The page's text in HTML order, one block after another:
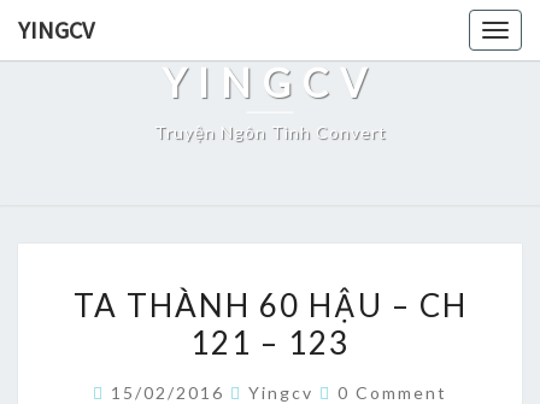
YINGCV
YINGCV
Truyện Ngôn Tình Convert
THÀNH
60
TA THÀNH 60 HẬU – CH
121 – 123
15/02/2016 Yingcv Comments
0 Comment